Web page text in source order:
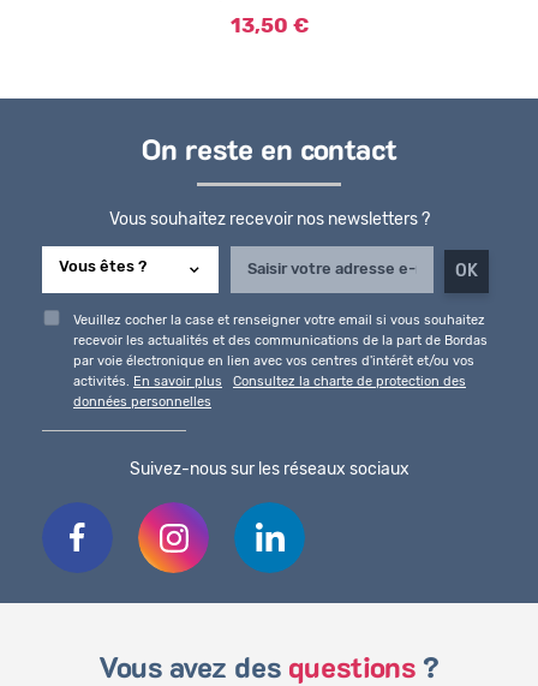
13,50 €
On reste en contact
Vous souhaitez recevoir nos newsletters ?
Veuillez cocher la case et renseigner votre email si vous souhaitez
recevoir les actualités et des communications de la part de Bordas
par voie électronique en lien avec vos centres d'intérêt et/ou vos
activités.
En savoir plus
Consultez la charte de protection des
données personnelles
Suivez-nous sur les réseaux sociaux
Vous avez des questions ?